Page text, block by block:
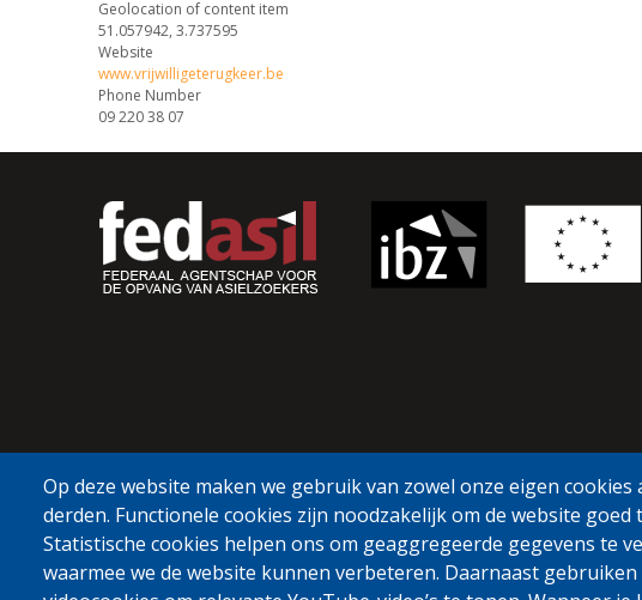
Geolocation of content item
51.057942, 3.737595
Website
www.vrijwilligeterugkeer.be
Phone Number
09 220 38 07
Op deze website maken we gebruik van zowel onze eigen cookies
derden. Functionele cookies zijn noodzakelijk om de website goed
Statistische cookies helpen ons om geaggregeerde gegevens te
waarmee we de website kunnen verbeteren. Daarnaast gebruiken